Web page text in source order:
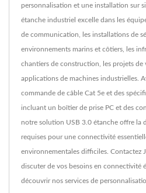
personnalisation et une installation sur
étanche industriel excelle dans les
de communication, les installations de
environnements marins et côtiers, les
chantiers de construction, les projets de
applications de machines industrielles.
commande de câble Cat 5e et des
incluant un boîtier de prise PC et des
notre solution USB 3.0 étanche offre la
requises pour une connectivité
environnementales difficiles. Contactez
discuter de vos besoins en connectivité
découvrir nos services de